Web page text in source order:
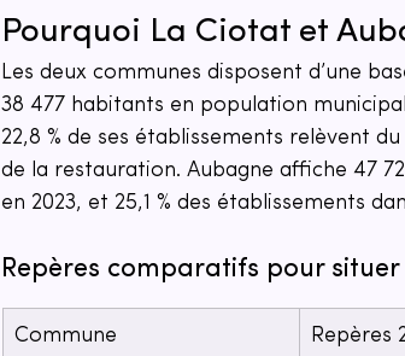
Pourquoi La Ciotat et
Les deux communes disposent d’une
38 477 habitants en population
22,8 % de ses établissements relèvent
de la restauration. Aubagne affiche 47
en 2023, et 25,1 % des établissements
Repères comparatifs pour
Commune Repères